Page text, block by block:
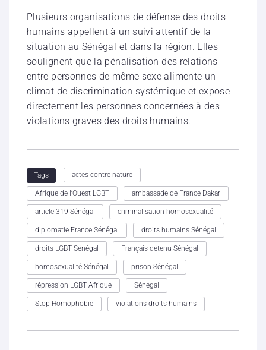
Plusieurs organisations de défense des droits
humains appellent à un suivi attentif de la
situation au Sénégal et dans la région. Elles
soulignent que la pénalisation des relations
entre personnes de même sexe alimente un
climat de discrimination systémique et expose
directement les personnes concernées à des
violations graves des droits humains.
Tags actes contre nature
Afrique de l’Ouest LGBT ambassade de France Dakar
article 319 Sénégal criminalisation homosexualité
diplomatie France Sénégal droits humains Sénégal
droits LGBT Sénégal Français détenu Sénégal
homosexualité Sénégal prison Sénégal
répression LGBT Afrique Sénégal
Stop Homophobie violations droits humains